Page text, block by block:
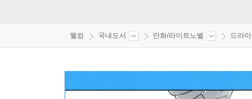
웰컴 국내도서 만화/라이트노벨 드라마